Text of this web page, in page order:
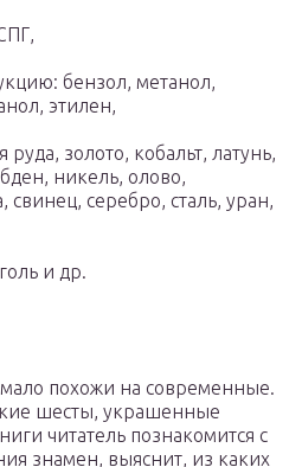
бензол, метанол,
этилен,
золото, кобальт, латунь,
никель, олово,
свинец, серебро, сталь, уран,
и др.
похожи на современные.
шесты, украшенные
читатель познакомится с
знамен, выяснит, из каких